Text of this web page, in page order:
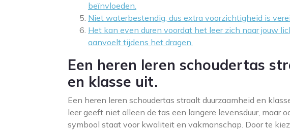
beïnvloeden.
Niet waterbestendig, dus extra voorzichtigheid is
Het kan even duren voordat het leer zich naar jouw
aanvoelt tijdens het dragen.
Een heren leren schoudertas
en klasse uit.
Een heren leren schoudertas straalt duurzaamheid en
leer geeft niet alleen de tas een langere levensduur, maar
symbool staat voor kwaliteit en vakmanschap. Door te